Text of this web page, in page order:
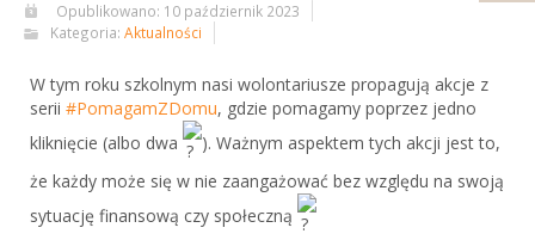
Opublikowano: 10 październik 2023
Kategoria: Aktualności
W tym roku szkolnym nasi wolontariusze propagują akcje z
serii #PomagamZDomu, gdzie pomagamy poprzez jedno
kliknięcie (albo dwa
). Ważnym aspektem tych akcji jest to,
że każdy może się w nie zaangażować bez względu na swoją
sytuację finansową czy społeczną